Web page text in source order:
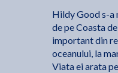
Hildy Good s-a
de pe Coasta
important din
oceanului, la
Viata ei arata